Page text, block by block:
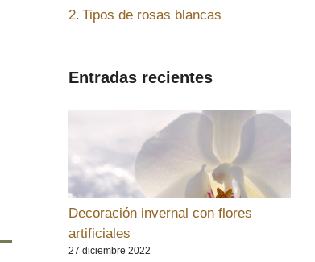
Tipos de rosas blancas
Entradas recientes
Decoración invernal con flores
artificiales
27 diciembre 2022